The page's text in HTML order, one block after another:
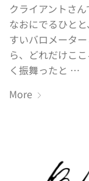
クライアントさ
なおにでるひと
すいバロメータ
ら、どれだけこ
く振舞ったと …
More